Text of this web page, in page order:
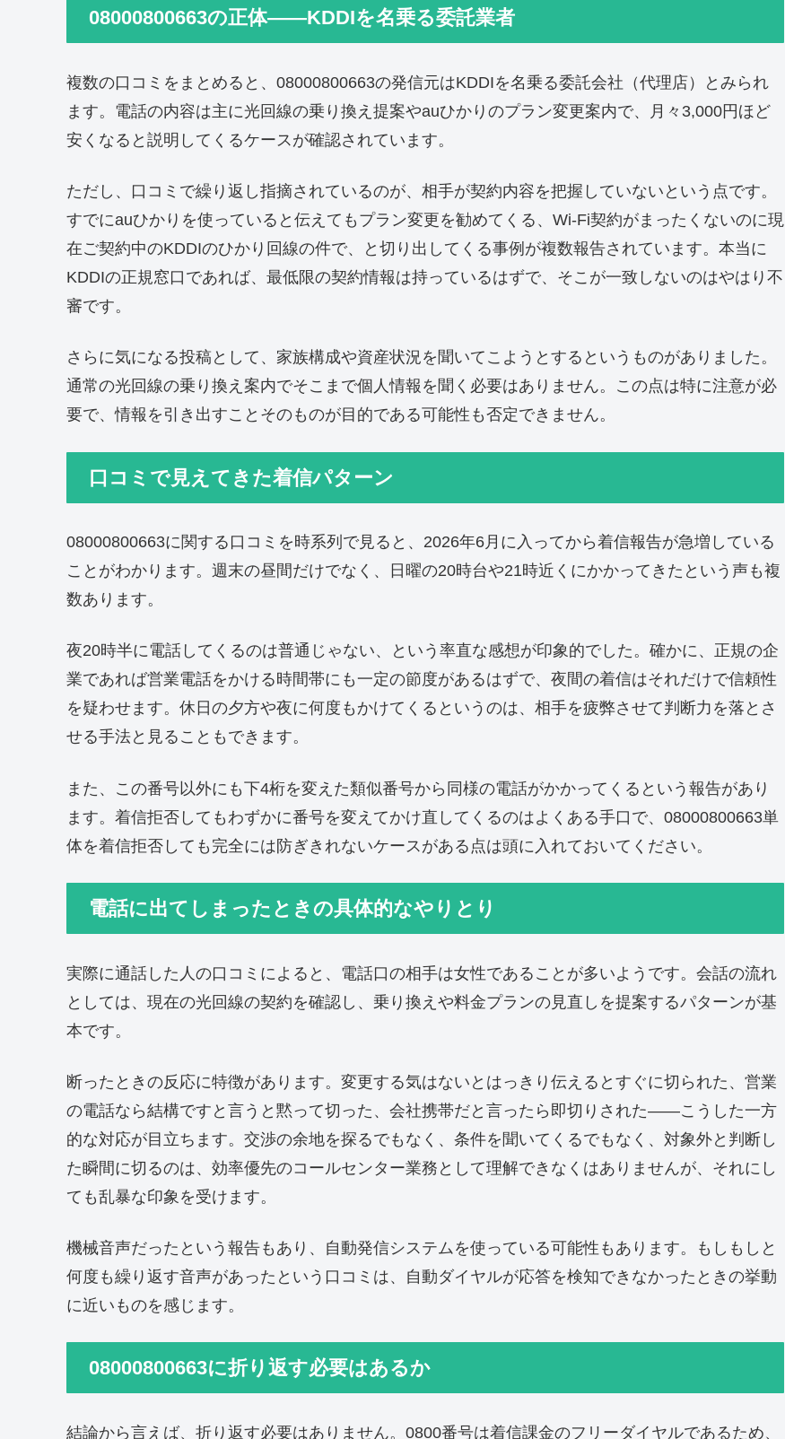
08000800663の正体――KDDIを名乗る委託業者
複数の口コミをまとめると、08000800663の発信元はKDDIを名乗る委託会社（代理店）とみられ
ます。電話の内容は主に光回線の乗り換え提案やauひかりのプラン変更案内で、月々3,000円ほど
安くなると説明してくるケースが確認されています。
ただし、口コミで繰り返し指摘されているのが、相手が契約内容を把握していないという点です。
すでにauひかりを使っていると伝えてもプラン変更を勧めてくる、Wi-Fi契約がまったくないのに現
在ご契約中のKDDIのひかり回線の件で、と切り出してくる事例が複数報告されています。本当に
KDDIの正規窓口であれば、最低限の契約情報は持っているはずで、そこが一致しないのはやはり不
審です。
さらに気になる投稿として、家族構成や資産状況を聞いてこようとするというものがありました。
通常の光回線の乗り換え案内でそこまで個人情報を聞く必要はありません。この点は特に注意が必
要で、情報を引き出すことそのものが目的である可能性も否定できません。
口コミで見えてきた着信パターン
08000800663に関する口コミを時系列で見ると、2026年6月に入ってから着信報告が急増している
ことがわかります。週末の昼間だけでなく、日曜の20時台や21時近くにかかってきたという声も複
数あります。
夜20時半に電話してくるのは普通じゃない、という率直な感想が印象的でした。確かに、正規の企
業であれば営業電話をかける時間帯にも一定の節度があるはずで、夜間の着信はそれだけで信頼性
を疑わせます。休日の夕方や夜に何度もかけてくるというのは、相手を疲弊させて判断力を落とさ
せる手法と見ることもできます。
また、この番号以外にも下4桁を変えた類似番号から同様の電話がかかってくるという報告があり
ます。着信拒否してもわずかに番号を変えてかけ直してくるのはよくある手口で、08000800663単
体を着信拒否しても完全には防ぎきれないケースがある点は頭に入れておいてください。
電話に出てしまったときの具体的なやりとり
実際に通話した人の口コミによると、電話口の相手は女性であることが多いようです。会話の流れ
としては、現在の光回線の契約を確認し、乗り換えや料金プランの見直しを提案するパターンが基
本です。
断ったときの反応に特徴があります。変更する気はないとはっきり伝えるとすぐに切られた、営業
の電話なら結構ですと言うと黙って切った、会社携帯だと言ったら即切りされた――こうした一方
的な対応が目立ちます。交渉の余地を探るでもなく、条件を聞いてくるでもなく、対象外と判断し
た瞬間に切るのは、効率優先のコールセンター業務として理解できなくはありませんが、それにし
ても乱暴な印象を受けます。
機械音声だったという報告もあり、自動発信システムを使っている可能性もあります。もしもしと
何度も繰り返す音声があったという口コミは、自動ダイヤルが応答を検知できなかったときの挙動
に近いものを感じます。
08000800663に折り返す必要はあるか
結論から言えば、折り返す必要はありません。0800番号は着信課金のフリーダイヤルであるため、